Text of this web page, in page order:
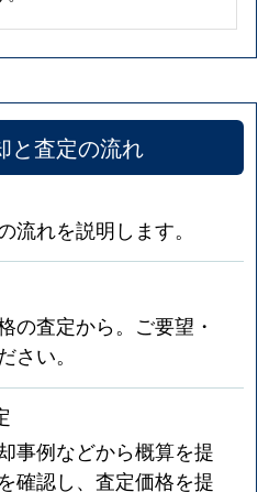
と査定の流れ
流れを説明します。
の査定から。ご要望・
さい。
事例などから概算を提
確認し、査定価格を提